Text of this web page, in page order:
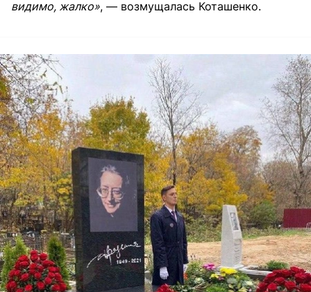
видимо, жалко», — возмущалась Коташенко.